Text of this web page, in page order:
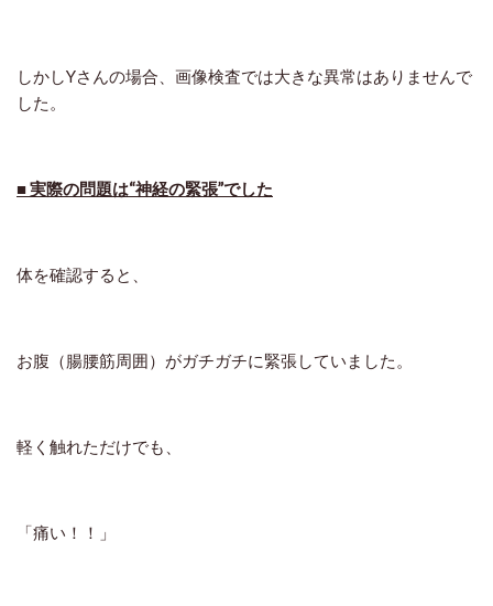
しかしYさんの場合、 画像検査では大きな異常はありませんで
した。
■ 実際の問題は“神経の緊張”でした
体を確認すると、
お腹（腸腰筋周囲）がガチガチに緊張していました。
軽く触れただけでも、
「痛い！！」